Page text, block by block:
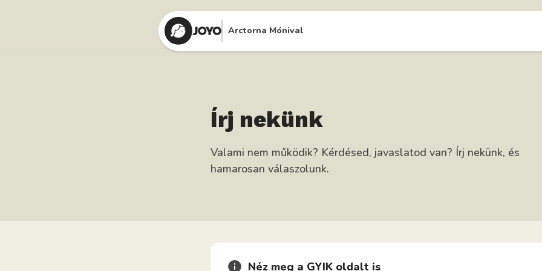
Arctorna Mónival
Írj nekünk
Valami nem működik? Kérdésed, javaslatod van? Írj nekünk, és
hamarosan válaszolunk.
Néz meg a GYIK oldalt is